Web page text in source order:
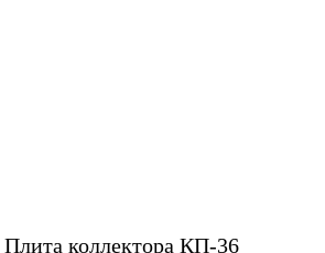
Плита коллектора КП-36